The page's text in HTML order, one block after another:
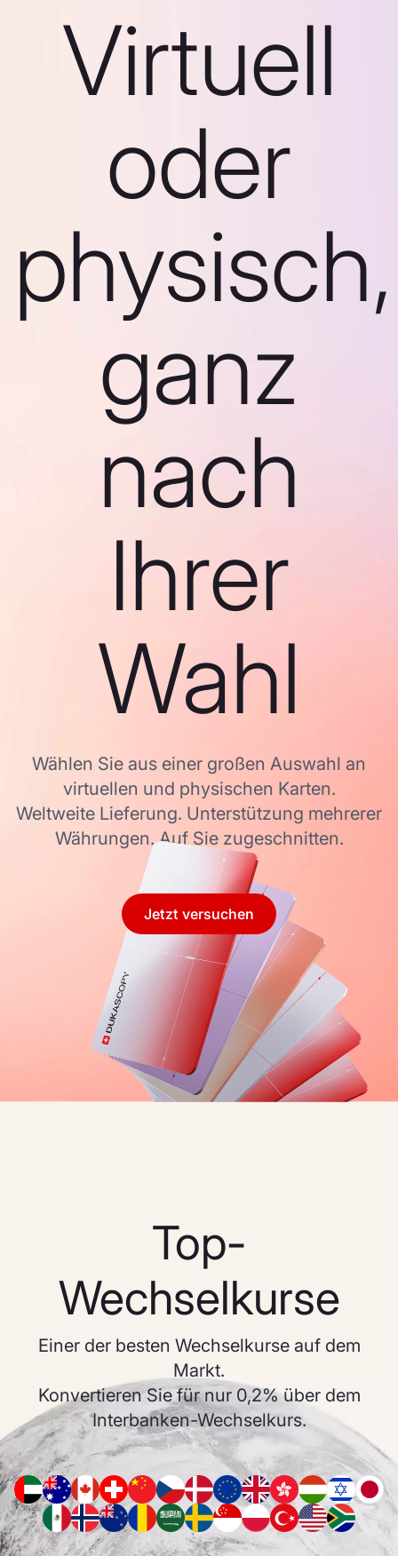
Virtuell
oder
physisch,
ganz
nach
Ihrer
Wahl
Wählen Sie aus einer großen Auswahl an
virtuellen und physischen Karten.
Weltweite Lieferung. Unterstützung mehrerer
Währungen. Auf Sie zugeschnitten.
Jetzt versuchen
Top-
Wechselkurse
Einer der besten Wechselkurse auf dem
Markt.
Konvertieren Sie für nur 0,2% über dem
Interbanken-Wechselkurs.